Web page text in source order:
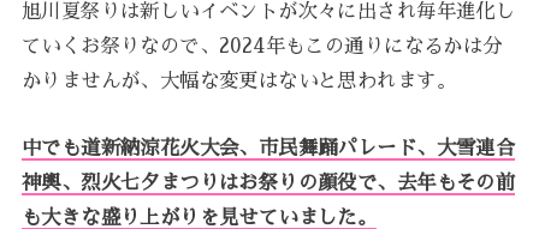
旭川夏祭りは新しいイベントが次々に出され毎年進化し
ていくお祭りなので、2024年もこの通りになるかは分
かりませんが、大幅な変更はないと思われます。
中でも道新納涼花火大会、市民舞踊パレード、大雪連合
神輿、烈火七夕まつりはお祭りの顔役で、去年もその前
も大きな盛り上がりを見せていました。